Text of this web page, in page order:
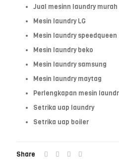
Jual mesinn laundry
Mesin laundry LG
Mesin laundry speedqueen
Mesin laundry beko
Mesin laundry samsung
Mesin laundry maytag
Perlengkapan mesin
Setrika uap laundry
Setrika uap boiler
Share